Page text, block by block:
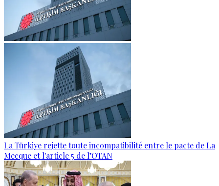
La Türkiye rejette toute incompatibilité entre le pacte de La
Mecque et l'article 5 de l’OTAN